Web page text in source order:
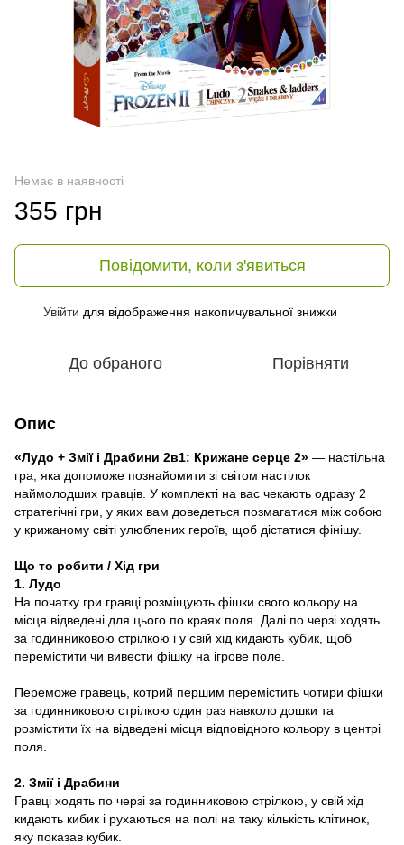
Немає в наявності
355 грн
Повідомити, коли з'явиться
Увійти для відображення накопичувальної знижки
До обраного Порівняти
Опис
«Лудо + Змії і Драбини 2в1: Крижане серце 2» — настільна
гра, яка допоможе познайомити зі світом настілок
наймолодших гравців. У комплекті на вас чекають одразу 2
стратегічні гри, у яких вам доведеться позмагатися між собою
у крижаному світі улюблених героїв, щоб дістатися фінішу.
Що то робити / Хід гри
1. Лудо
На початку гри гравці розміщують фішки свого кольору на
місця відведені для цього по краях поля. Далі по черзі ходять
за годинниковою стрілкою і у свій хід кидають кубик, щоб
перемістити чи вивести фішку на ігрове поле.
Переможе гравець, котрий першим перемістить чотири фішки
за годинниковою стрілкою один раз навколо дошки та
розмістити їх на відведені місця відповідного кольору в центрі
поля.
2. Змії і Драбини
Гравці ходять по черзі за годинниковою стрілкою, у свій хід
кидають кибик і рухаються на полі на таку кількість клітинок,
яку показав кубик.